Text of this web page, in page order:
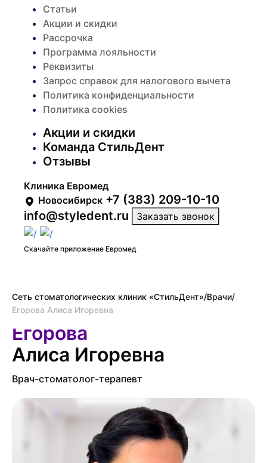
Статьи
Акции и скидки
Рассрочка
Программа лояльности
Реквизиты
Запрос справок для налогового вычета
Политика конфиденциальности
Политика cookies
Акции и скидки
Команда СтильДент
Отзывы
Клиника Евромед
Новосибирск +7 (383) 209-10-10
info@styledent.ru
Заказать звонок
Скачайте приложение Евромед
Сеть стоматологических клиник «СтильДент»/Врачи/
Егорова Алиса Игоревна
Егорова
Алиса Игоревна
Врач-стоматолог-терапевт